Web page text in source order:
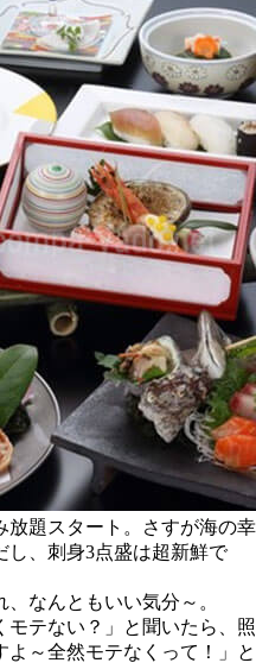
放題スタート。さすが海の幸
し、刺身3点盛は超新鮮で
なんともいい気分～。
モテない？」と聞いたら、照
～全然モテなくって！」と